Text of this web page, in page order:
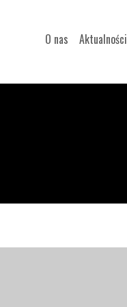
O nas Aktualności